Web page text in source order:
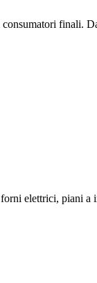
finali.
elettrici, piani